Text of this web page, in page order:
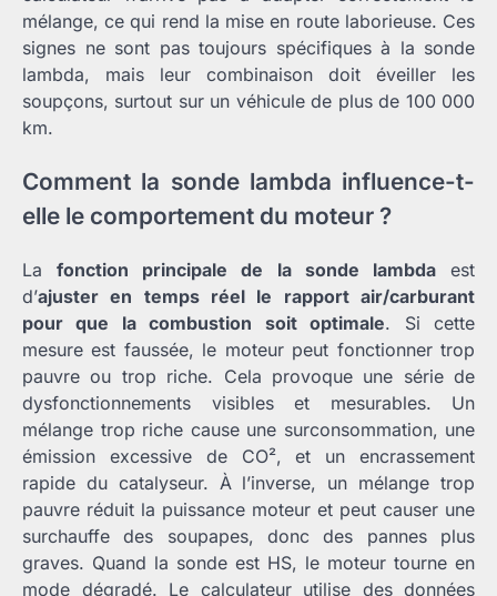
mélange, ce qui rend la mise en route laborieuse. Ces
signes ne sont pas toujours spécifiques à la sonde
lambda, mais leur combinaison doit éveiller les
soupçons, surtout sur un véhicule de plus de 100 000
km.
Comment la sonde lambda influence-t-
elle le comportement du moteur ?
Lafonction principale de la sonde lambdaest
d’ajuster en temps réel le rapport air/carburant
pour que la combustion soit optimale. Si cette
mesure est faussée, le moteur peut fonctionner trop
pauvre ou trop riche. Cela provoque une série de
dysfonctionnements visibles et mesurables. Un
mélange trop riche cause une surconsommation, une
émission excessive de CO², et un encrassement
rapide du catalyseur. À l’inverse, un mélange trop
pauvre réduit la puissance moteur et peut causer une
surchauffe des soupapes, donc des pannes plus
graves. Quand la sonde est HS, le moteur tourne en
mode dégradé. Le calculateur utilise des données